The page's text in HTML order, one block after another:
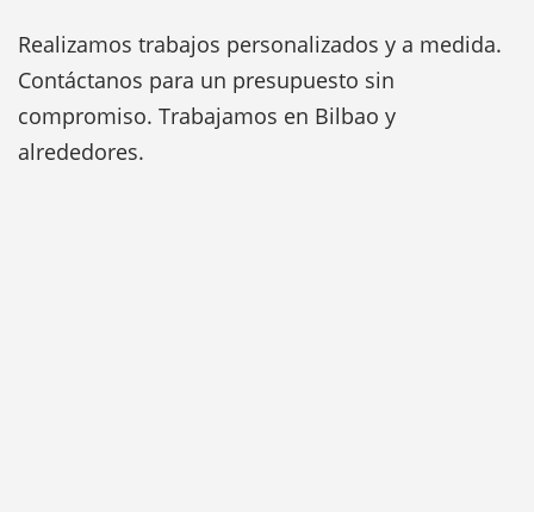
Realizamos trabajos personalizados y a medida.
Contáctanos para un presupuesto sin
compromiso. Trabajamos en Bilbao y
alrededores.